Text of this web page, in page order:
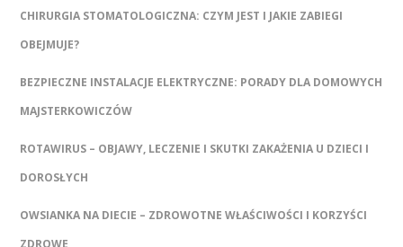
CHIRURGIA STOMATOLOGICZNA: CZYM JEST I JAKIE ZABIEGI
OBEJMUJE?
BEZPIECZNE INSTALACJE ELEKTRYCZNE: PORADY DLA DOMOWYCH
MAJSTERKOWICZÓW
ROTAWIRUS – OBJAWY, LECZENIE I SKUTKI ZAKAŻENIA U DZIECI I
DOROSŁYCH
OWSIANKA NA DIECIE – ZDROWOTNE WŁAŚCIWOŚCI I KORZYŚCI
ZDROWE